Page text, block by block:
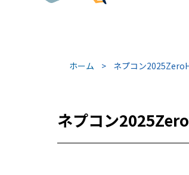
ホーム > ネプコン
ネプコン